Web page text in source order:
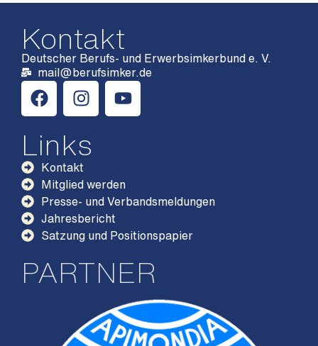
Kontakt
Deutscher Berufs- und Erwerbsimkerbund e. V.
mail@berufsimker.de
Links
Kontakt
Mitglied werden
Presse- und Verbandsmeldungen
Jahresbericht
Satzung und Positionspapier
PARTNER